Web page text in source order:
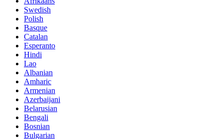
Swedish
Polish
Basque
Catalan
Esperanto
Hindi
Lao
Albanian
Amharic
Armenian
Azerbaijani
Belarusian
Bengali
Bosnian
Bulgarian